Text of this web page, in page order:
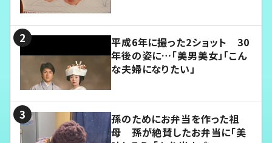
平成6年に撮った2ショット 30
年後の姿に…「美男美女」「こん
な夫婦になりたい」
孫のためにお弁当を作った祖
母 孫が絶賛したお弁当に「美